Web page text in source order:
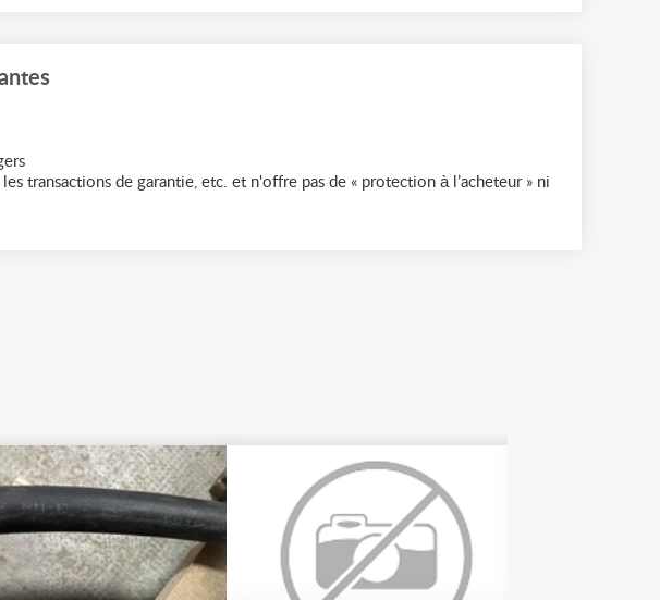
transactions de garantie, etc. et n'offre pas de « protection à l’acheteur » ni